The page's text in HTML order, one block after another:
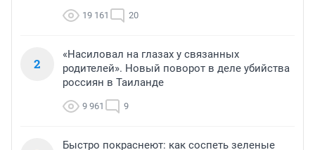
19 161 20
2
«Насиловал на глазах у связанных
родителей». Новый поворот в деле убийства
россиян в Таиланде
9 961 9
Быстро покраснеют: как соспеть зеленые